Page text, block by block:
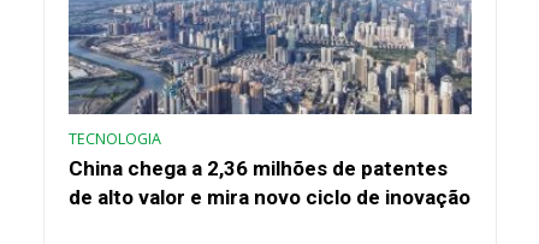
TECNOLOGIA
China chega a 2,36 milhões de patentes
de alto valor e mira novo ciclo de inovação